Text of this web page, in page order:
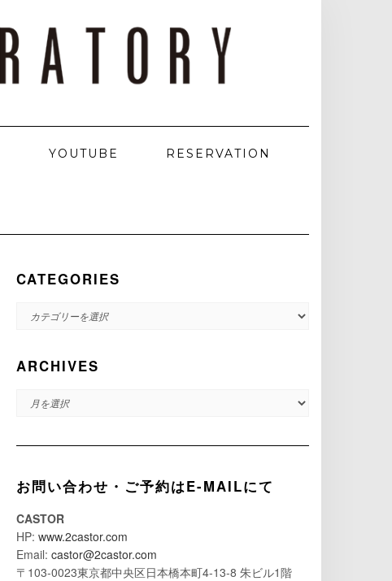
YOUTUBE RESERVATION
CATEGORIES
CATEGORIES
ARCHIVES
ARCHIVES
お問い合わせ・ご予約はE-MAILにて
CASTOR
HP: www.2castor.com
Email: castor@2castor.com
〒103-0023東京都中央区日本橋本町4-13-8 朱ビル1階